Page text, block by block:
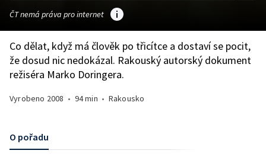
ČT nemá práva pro internet
Co dělat, když má člověk po třicítce a dostaví se pocit,
že dosud nic nedokázal. Rakouský autorský dokument
režiséra Marko Doringera.
Vyrobeno 2008 • 94 min • Rakousko
O pořadu